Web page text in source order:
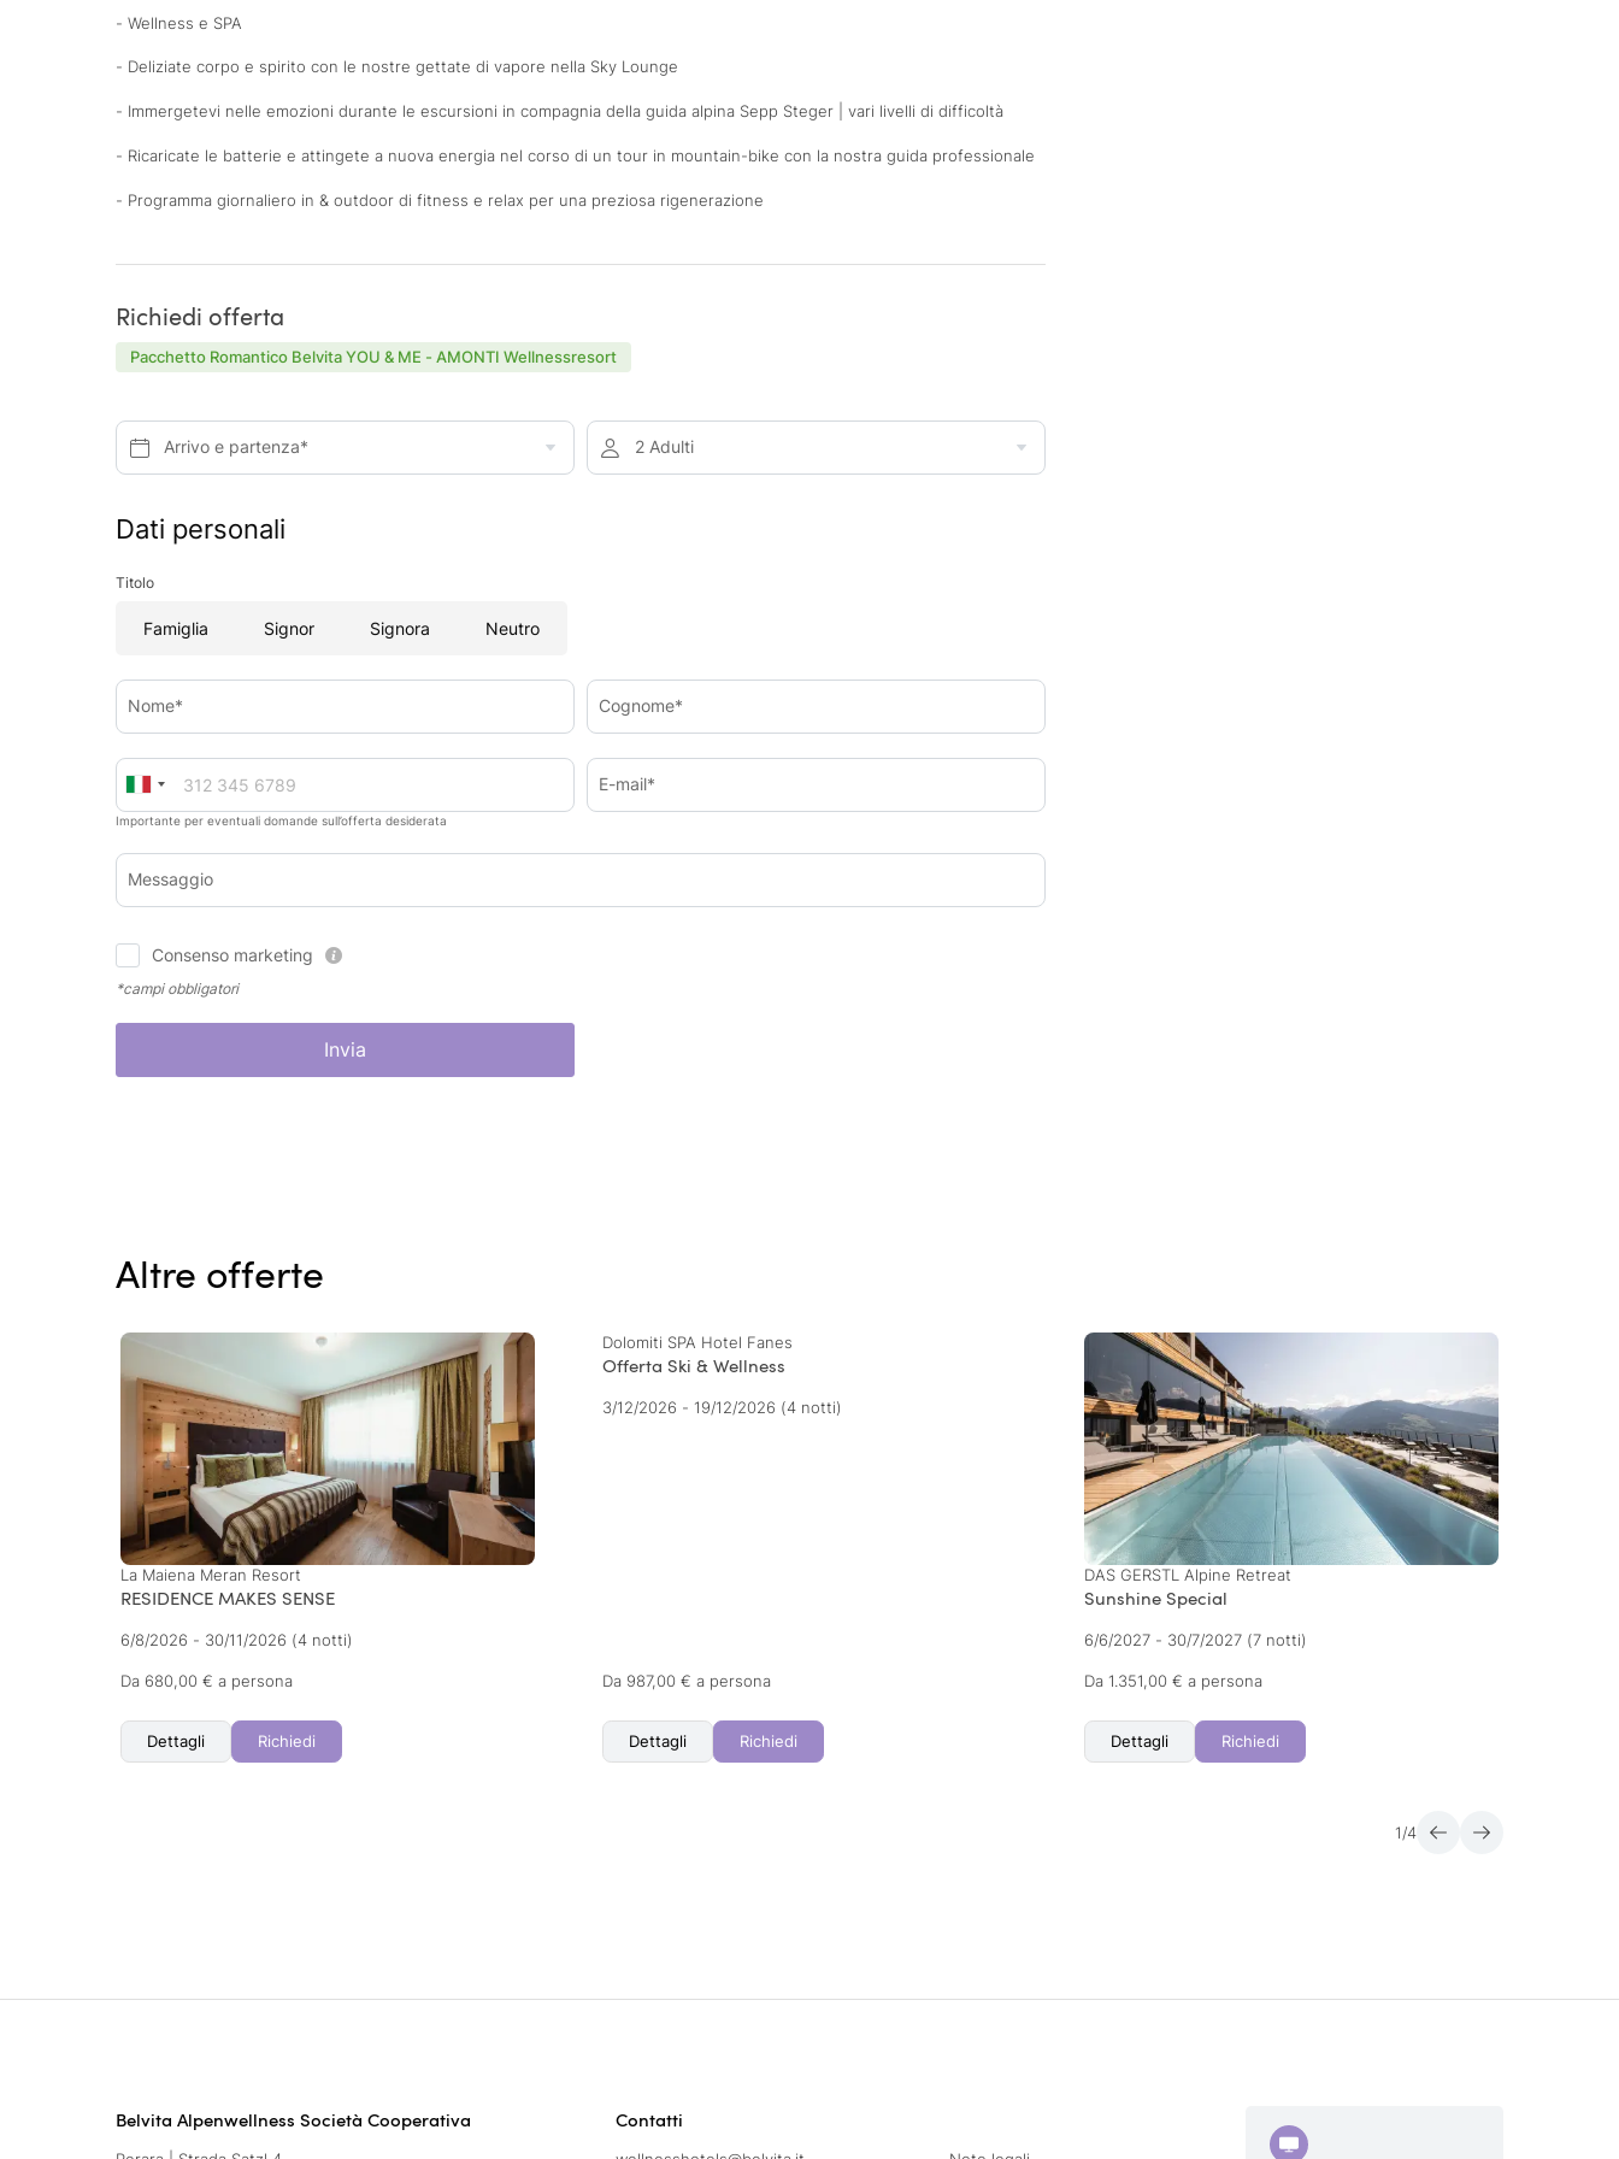
- Wellness e SPA
- Deliziate corpo e spirito con le nostre gettate di vapore nella Sky Lounge
- Immergetevi nelle emozioni durante le escursioni in compagnia della guida alpina Sepp Steger | vari livelli di difficoltà
- Ricaricate le batterie e attingete a nuova energia nel corso di un tour in mountain-bike con la nostra guida professionale
- Programma giornaliero in & outdoor di fitness e relax per una preziosa rigenerazione
Richiedi offerta
Pacchetto Romantico Belvita YOU & ME - AMONTI Wellnessresort
Arrivo e partenza* 2 Adulti
Dati personali
Titolo
Famiglia Signor Signora Neutro
Nome* Cognome*
Importante per eventuali domande sull’offerta desiderata
E-mail*
Messaggio
Consenso marketing
*campi obbligatori
Invia
Altre offerte
La Maiena Meran Resort
RESIDENCE MAKES SENSE
6/8/2026 - 30/11/2026 (4 notti)
Da 680,00 € a persona
Dettagli Richiedi
Dolomiti SPA Hotel Fanes
Offerta Ski & Wellness
3/12/2026 - 19/12/2026 (4 notti)
Da 987,00 € a persona
Dettagli Richiedi
DAS GERSTL Alpine Retreat
Sunshine Special
6/6/2027 - 30/7/2027 (7 notti)
Da 1.351,00 € a persona
Dettagli Richiedi
1 /4
Belvita Alpenwellness Società Cooperativa Contatti